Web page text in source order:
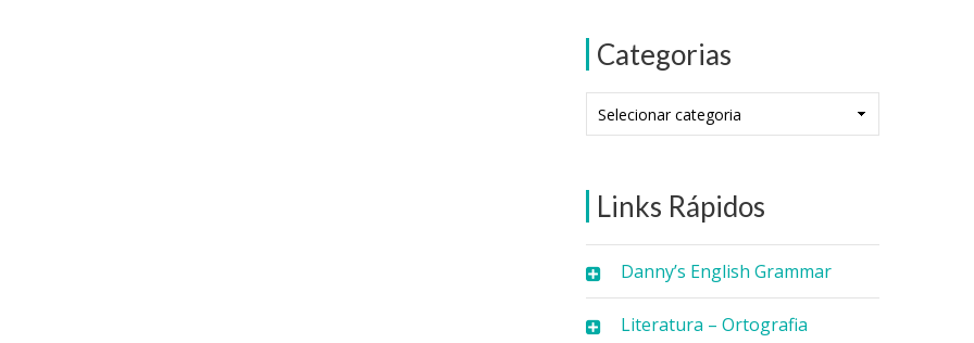
Categorias
Links Rápidos
Danny’s English Grammar
Literatura – Ortografia